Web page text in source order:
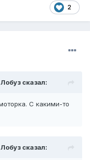
2
сказал:
С какими-то
сказал: